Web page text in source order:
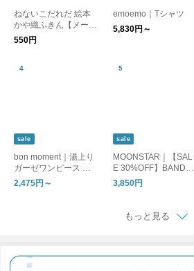
ねないこだれだ 絵本
かや織ふきん【メール
便可】
550円
emoemo｜Tシャツ
5,830円～
sale
bon moment｜湯上り
ガーゼワンピース ル
ームワンピース
2,475円～
sale
MOONSTAR｜【SAL
E 30%OFF】BANDBA
LLET バンドバレー バ
レーシューズ フラッ
3,850円
もっと見る